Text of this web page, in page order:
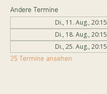
Andere Termine
Di., 11. Aug., 20:15
Di., 18. Aug., 20:15
Di., 25. Aug., 20:15
25 Termine ansehen